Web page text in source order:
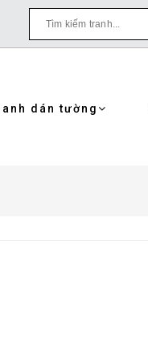
dán tường